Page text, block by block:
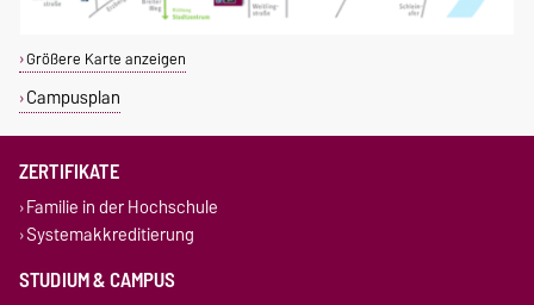
Größere Karte anzeigen
Campusplan
ZERTIFIKATE
Familie in der Hochschule
Systemakkreditierung
STUDIUM & CAMPUS